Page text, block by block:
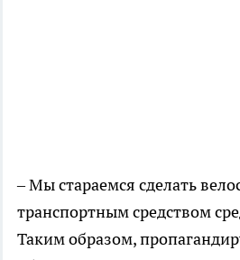
– Мы стараемся сделать
транспортным средством
Таким образом,